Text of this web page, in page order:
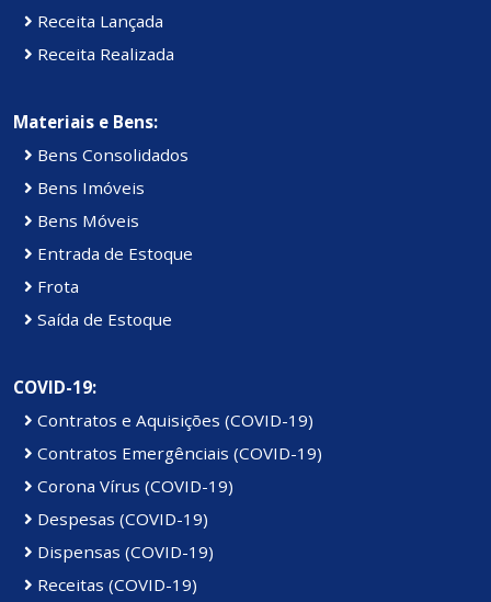
Receita Lançada
Receita Realizada
Materiais e Bens:
Bens Consolidados
Bens Imóveis
Bens Móveis
Entrada de Estoque
Frota
Saída de Estoque
COVID-19:
Contratos e Aquisições (COVID-19)
Contratos Emergênciais (COVID-19)
Corona Vírus (COVID-19)
Despesas (COVID-19)
Dispensas (COVID-19)
Receitas (COVID-19)